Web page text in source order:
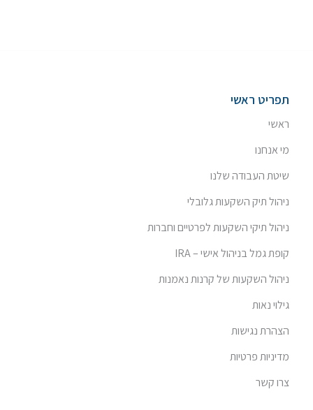
תפריט ראשי
ראשי
מי אנחנו
שיטת העבודה שלנו
ניהול תיק השקעות גלובלי
ניהול תיקי השקעות לפרטיים וחברות
קופת גמל בניהול אישי – IRA
ניהול השקעות של קרנות נאמנות
גילוי נאות
הצהרת נגישות
מדיניות פרטיות
צרו קשר